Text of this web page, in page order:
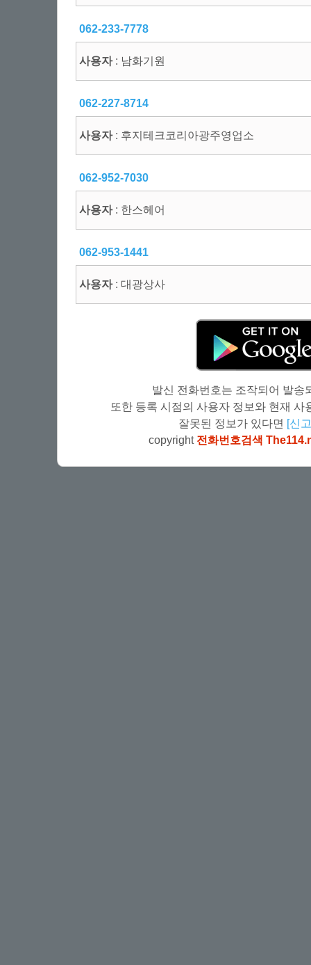
062-233-7778
사용자: 남화기원
062-227-8714
사용자: 후지테크코리아광주영업소
062-952-7030
사용자: 한스헤어
062-953-1441
사용자: 대광상사
발신 전화번호는 조작되어 발송
또한 등록 시점의 사용자 정보와 현재 사
잘못된 정보가 있다면 [신
copyright 전화번호검색